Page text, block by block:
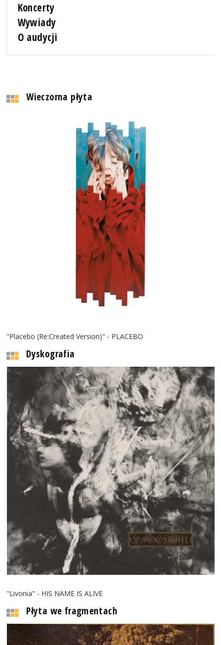
Koncerty
Wywiady
O audycji
Wieczorna płyta
"Placebo (Re:Created Version)" - PLACEBO
Dyskografia
"Livonia" - HIS NAME IS ALIVE
Płyta we fragmentach